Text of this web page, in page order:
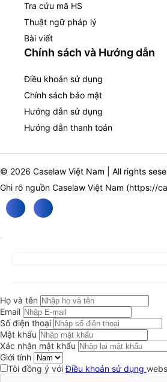
Tra cứu mã HS
Thuật ngữ pháp lý
Bài viết
Chính sách và Hướng dẫn
Điều khoản sử dụng
Chính sách bảo mật
Hướng dẫn sử dụng
Hướng dẫn thanh toán
© 2026 Caselaw Việt Nam | All rights
Ghi rõ nguồn Caselaw Việt Nam (https://
Họ và tên
Email
Số điện thoại
Mật khẩu
Xác nhận mật khẩu
Giới tính
Tôi đồng ý vớiĐiều khoản sử dụng